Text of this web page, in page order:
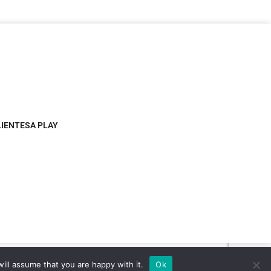
PLAY
assume that you are happy with it. Ok